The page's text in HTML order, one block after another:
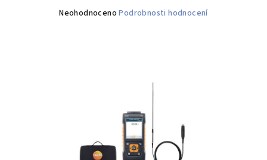
Průměrné
Neohodnoceno Podrobnosti hodnocení